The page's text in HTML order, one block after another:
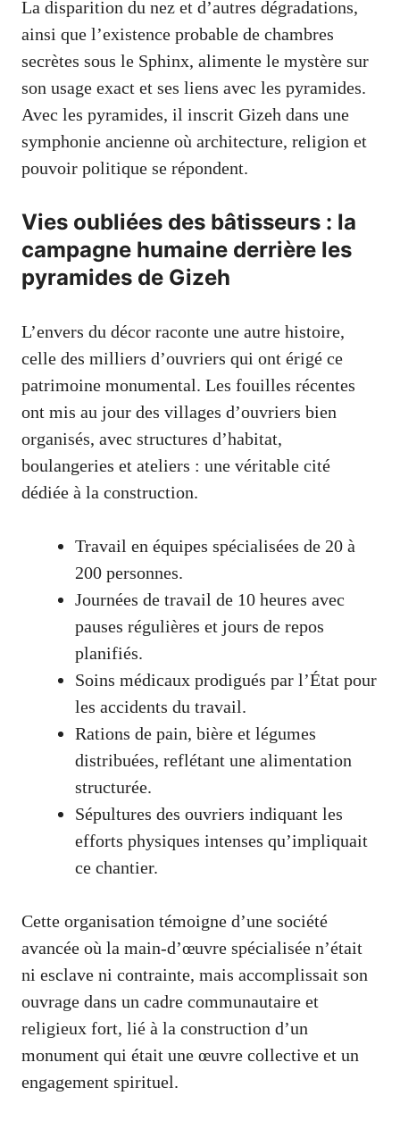
La disparition du nez et d’autres dégradations,
ainsi que l’existence probable de chambres
secrètes sous le Sphinx, alimente le mystère sur
son usage exact et ses liens avec les pyramides.
Avec les pyramides, il inscrit Gizeh dans une
symphonie ancienne où architecture, religion et
pouvoir politique se répondent.
Vies oubliées des bâtisseurs : la
campagne humaine derrière les
pyramides de Gizeh
L’envers du décor raconte une autre histoire,
celle des milliers d’ouvriers qui ont érigé ce
patrimoine monumental. Les fouilles récentes
ont mis au jour des villages d’ouvriers bien
organisés, avec structures d’habitat,
boulangeries et ateliers : une véritable cité
dédiée à la construction.
Travail en équipes spécialisées de 20 à
200 personnes.
Journées de travail de 10 heures avec
pauses régulières et jours de repos
planifiés.
Soins médicaux prodigués par l’État pour
les accidents du travail.
Rations de pain, bière et légumes
distribuées, reflétant une alimentation
structurée.
Sépultures des ouvriers indiquant les
efforts physiques intenses qu’impliquait
ce chantier.
Cette organisation témoigne d’une société
avancée où la main-d’œuvre spécialisée n’était
ni esclave ni contrainte, mais accomplissait son
ouvrage dans un cadre communautaire et
religieux fort, lié à la construction d’un
monument qui était une œuvre collective et un
engagement spirituel.